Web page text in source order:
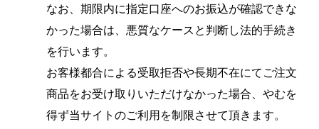
なお、期限内に指定口座へのお振込が確認できな
かった場合は、悪質なケースと判断し法的手続き
を行います。
お客様都合による受取拒否や長期不在にてご注文
商品をお受け取りいただけなかった場合、やむを
得ず当サイトのご利用を制限させて頂きます。